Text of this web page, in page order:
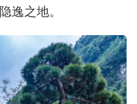
逸之地。